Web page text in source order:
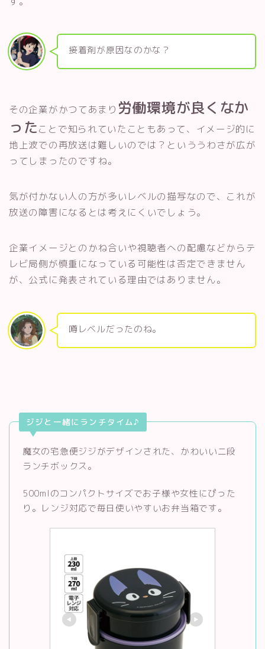
接着剤が原因なのかな？
その企業がかつてあまり 労働環境が良くなか
ったことで知られていたこともあって、イメージ的に
地上波での再放送は難しいのでは？といううわさが広が
ってしまったのですね。
気が付かない人の方が多いレベルの描写なので、これが
放送の障害になるとは考えにくいでしょう。
企業イメージとのかね合いや視聴者への配慮などからテ
レビ局側が慎重になっている可能性は否定できません
が、公式に発表されている理由ではありません。
噂レベルだったのね。
ジジと一緒にランチタイム♪
魔女の宅急便ジジがデザインされた、かわいい二段
ランチボックス。
500mlのコンパクトサイズでお子様や女性にぴった
り。レンジ対応で毎日使いやすいお弁当箱です。